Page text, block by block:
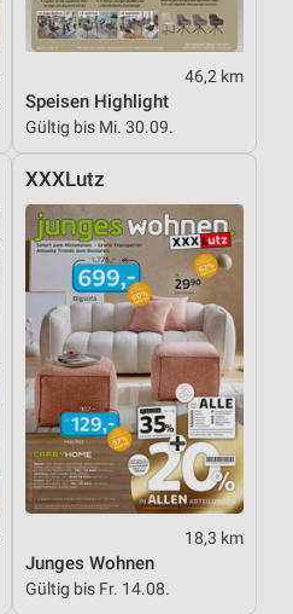
46,2 km
Speisen Highlight
Gültig bis Mi. 30.09.
XXXLutz
18,3 km
Junges Wohnen
Gültig bis Fr. 14.08.